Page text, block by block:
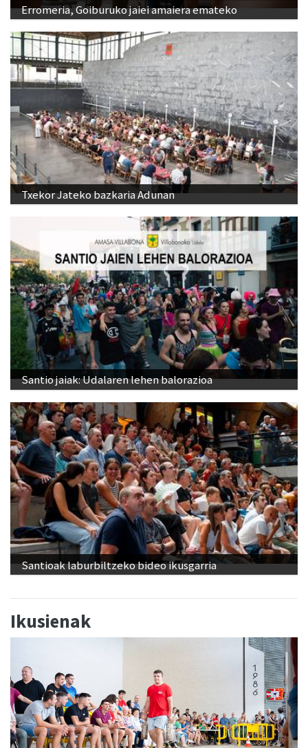
Erromeria, Goiburuko jaiei amaiera emateko
Txekor Jateko bazkaria Adunan
Santio jaiak: Udalaren lehen balorazioa
Santioak laburbiltzeko bideo ikusgarria
Ikusienak